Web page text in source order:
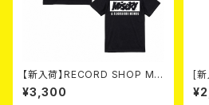
【新入荷】RECORD SHOP MIS
ERY / 33th anniversary T-s
hirts (black ①)
¥3,300
[
EL